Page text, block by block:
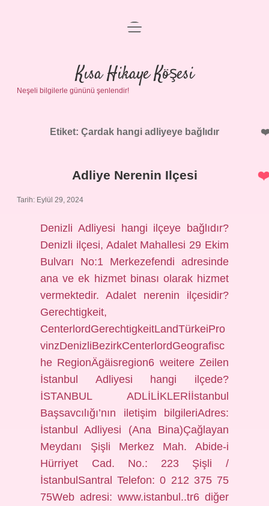
Anasayfa
Gizlilik Politikası
Yasal Uyarı
menüyü
Kısa Hikaye Köşesi
Neşeli bilgilerle gününü şenlendir!
Etiket: Çardak hangi adliyeye bağlıdır
Adliye Nerenin Ilçesi
Tarih: Eylül 29, 2024
Denizli Adliyesi hangi ilçeye bağlıdır?
Denizli ilçesi, Adalet Mahallesi 29 Ekim
Bulvarı No:1 Merkezefendi adresinde
ana ve ek hizmet binası olarak hizmet
vermektedir. Adalet nerenin ilçesidir?
Gerechtigkeit,
CenterlordGerechtigkeitLandTürkeiPro
vinzDenizliBezirkCenterlordGeografisc
he RegionÄgäisregion6 weitere Zeilen
İstanbul Adliyesi hangi ilçede?
İSTANBUL ADLİLİKLERİİstanbul
Başsavcılığı’nın iletişim bilgileriAdres:
İstanbul Adliyesi (Ana Bina)Çağlayan
Meydanı Şişli Merkez Mah. Abide-i
Hürriyet Cad. No.: 223 Şişli /
İstanbulSantral Telefon: 0 212 375 75
75Web adresi: www.istanbul..tr6 diğer